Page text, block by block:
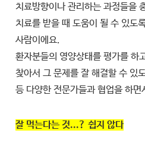
치료방향이나 관리하는 과정들을
치료를 받을 때 도움이 될 수 있도
사람이에요.
환자분들의 영양상태를 평가를 하
찾아서 그 문제를 잘 해결할 수
등 다양한 전문가들과 협업을 하
잘 먹는다는 것...? 쉽지 않다